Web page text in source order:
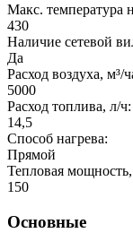
Макс. температура
430
Наличие сетевой
Да
Расход воздуха, м³/
5000
Расход топлива, л/ч:
14,5
Способ нагрева:
Прямой
Тепловая
150
Основные